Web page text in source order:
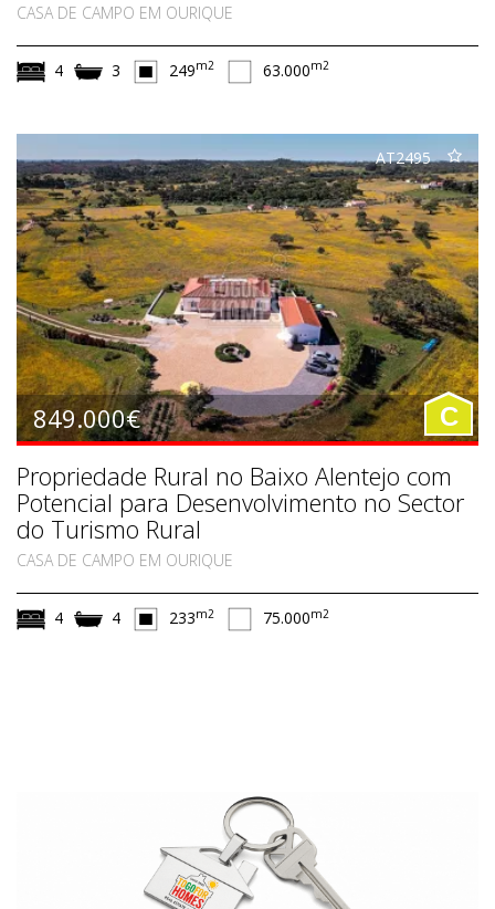
CASA DE CAMPO EM OURIQUE
4 3 249m2 63.000m2
AT2495
849.000€ C
Propriedade Rural no Baixo Alentejo com
Potencial para Desenvolvimento no Sector
do Turismo Rural
CASA DE CAMPO EM OURIQUE
4 4 233m2 75.000m2